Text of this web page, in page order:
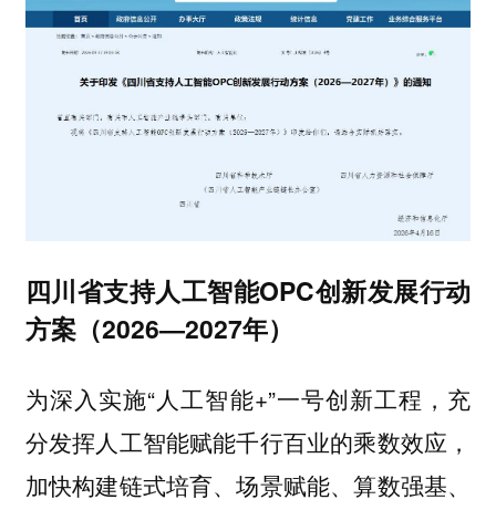
四川省支持人工智能OPC创新发展行动
方案（2026—2027年）
为深入实施“人工智能+”一号创新工程，充
分发挥人工智能赋能千行百业的乘数效应，
加快构建链式培育、场景赋能、算数强基、